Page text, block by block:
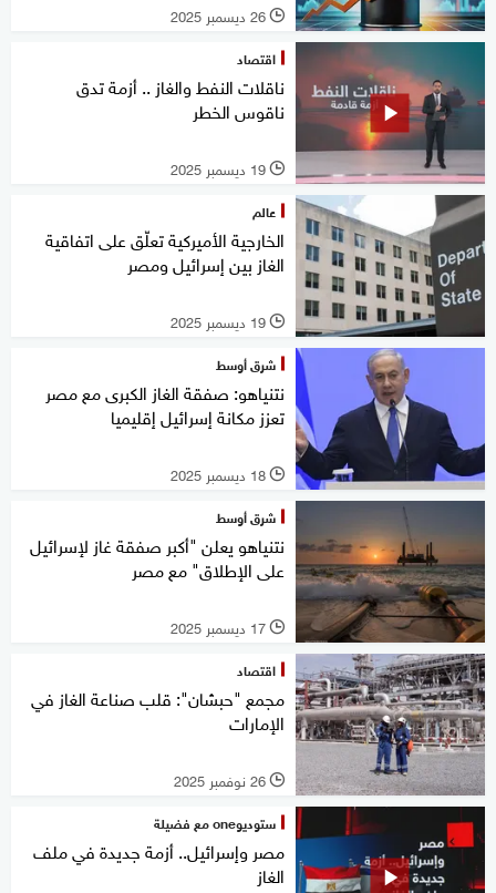
l 26 ديسمبر 2025
اقتصاد
ناقلات النفط والغاز .. أزمة تدق
ناقوس الخطر
l 19 ديسمبر 2025
عالم
الخارجية الأميركية تعلّق على اتفاقية
الغاز بين إسرائيل ومصر
l 19 ديسمبر 2025
شرق أوسط
نتنياهو: صفقة الغاز الكبرى مع مصر
تعزز مكانة إسرائيل إقليميا
l 18 ديسمبر 2025
شرق أوسط
نتنياهو يعلن "أكبر صفقة غاز لإسرائيل
على الإطلاق" مع مصر
l 17 ديسمبر 2025
اقتصاد
مجمع "حبشان": قلب صناعة الغاز في
الإمارات
l 26 نوفمبر 2025
ستوديوone مع فضيلة
مصر وإسرائيل.. أزمة جديدة في ملف
الغاز